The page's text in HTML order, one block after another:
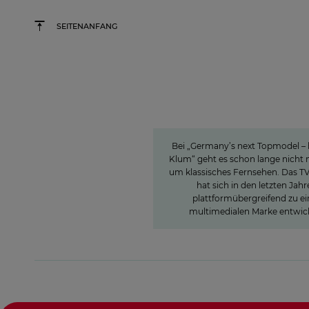
SEITENANFANG
Bei „Germany’s next Topmodel –
Klum“ geht es schon lange nicht
um klassisches Fernsehen. Das
hat sich in den letzten
plattformübergreifend zu
multimedialen Marke